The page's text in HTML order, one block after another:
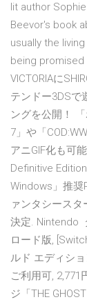
lit author
Beevor's book
usually the
being
VICTORIAに
テンドー3DSで
ングを公開！
7」や「
アニGIF化も可
Definitive
Windows」推
ァンタシース
決定. Nintendo
ロード版,
ルド エディシ
ご利用可,
ジ「THE